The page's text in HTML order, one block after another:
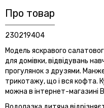
Про товар
230219404
Модель яскравого
для домівки, відвідувань
прогулянок з друзями.
трикотажу, що і вся кофта.
можна в інтернет-магазині